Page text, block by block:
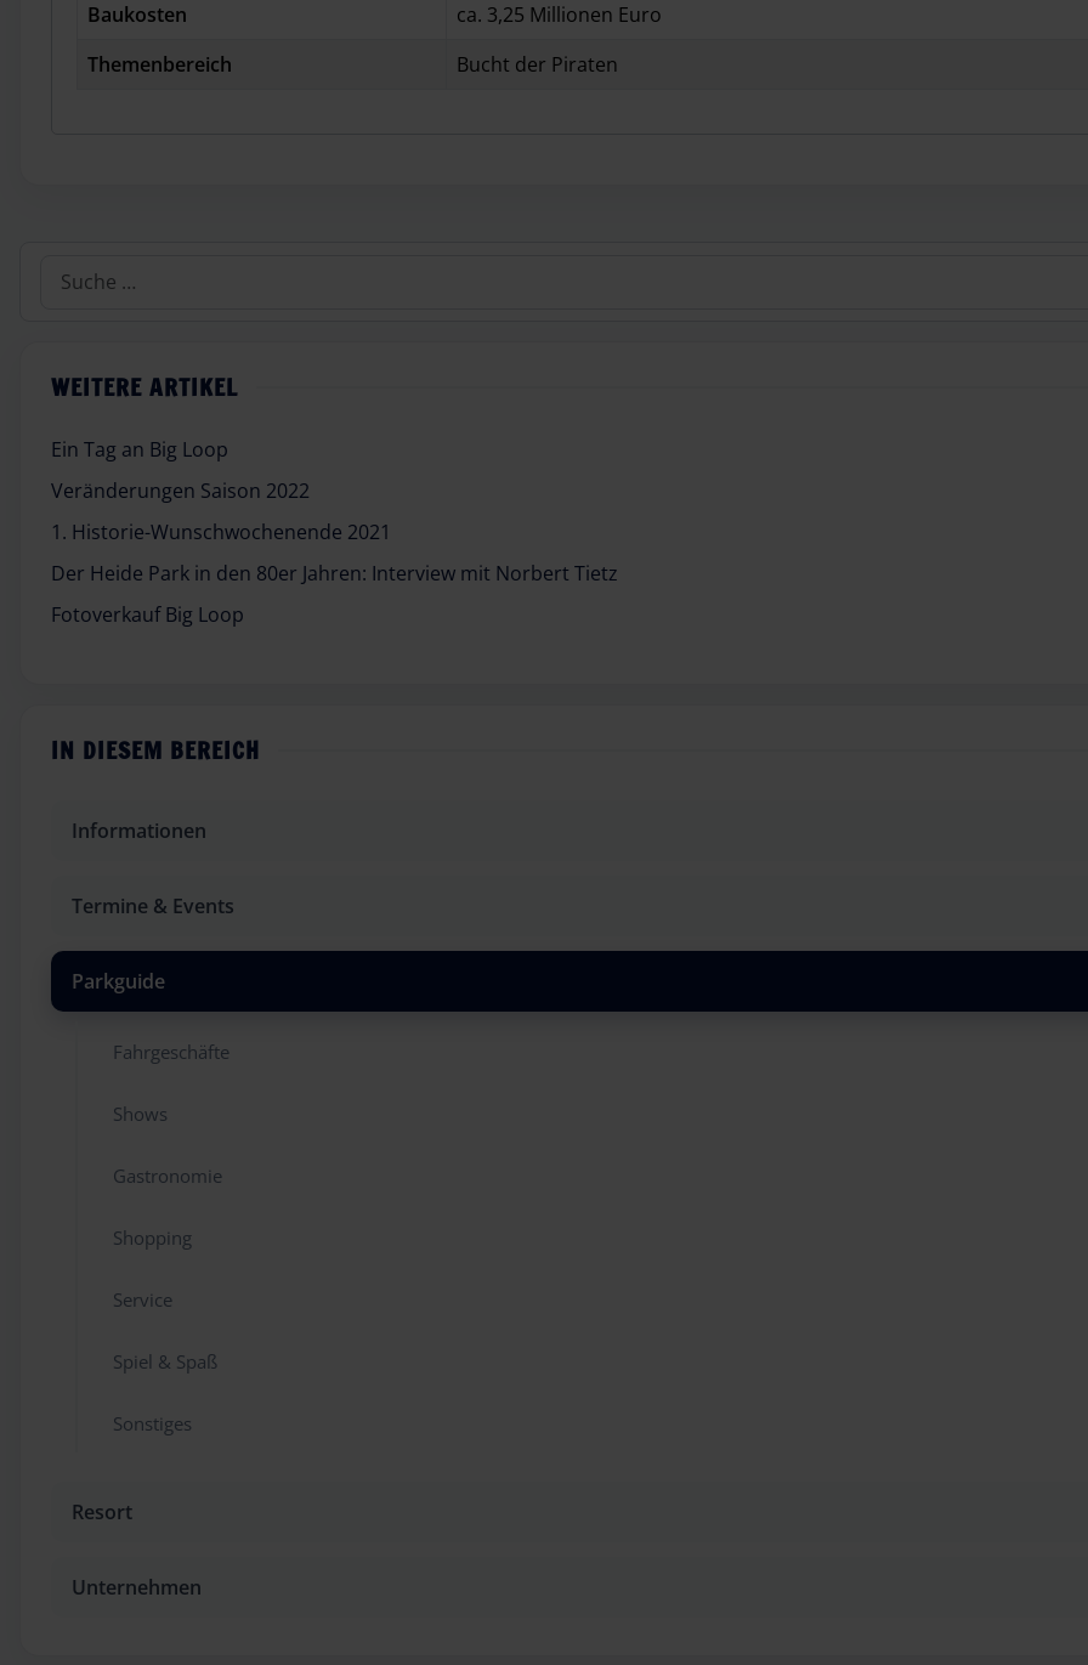
Baukosten
ca. 3,25 Millionen Euro
Themenbereich
Bucht der Piraten
Suchen
WEITERE ARTIKEL
Ein Tag an Big Loop
Veränderungen Saison 2022
1. Historie-Wunschwochenende 2021
Der Heide Park in den 80er Jahren: Interview mit Norbert Tietz
Fotoverkauf Big Loop
IN DIESEM BEREICH
Informationen
Termine & Events
Parkguide
Fahrgeschäfte
Shows
Gastronomie
Shopping
Service
Spiel & Spaß
Sonstiges
Resort
Unternehmen